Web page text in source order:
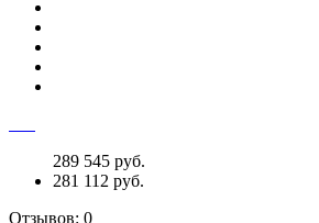
289 545 руб.
281 112 руб.
Отзывов: 0